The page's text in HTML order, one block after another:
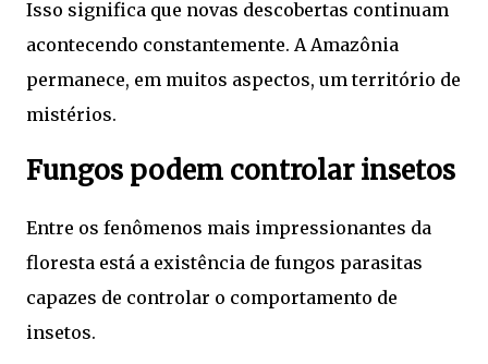
Isso significa que novas descobertas continuam
acontecendo constantemente. A Amazônia
permanece, em muitos aspectos, um território de
mistérios.
Fungos podem controlar insetos
Entre os fenômenos mais impressionantes da
floresta está a existência de fungos parasitas
capazes de controlar o comportamento de
insetos.